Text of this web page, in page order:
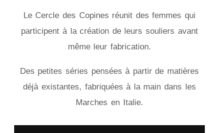
Le Cercle des Copines réunit des femmes qui
participent à la création de leurs souliers avant
même leur fabrication.
Des petites séries pensées à partir de matières
déjà existantes, fabriquées à la main dans les
Marches en Italie.